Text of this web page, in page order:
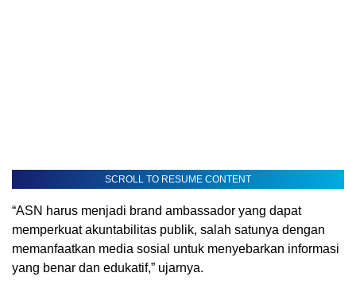
SCROLL TO RESUME CONTENT
“ASN harus menjadi brand ambassador yang dapat
memperkuat akuntabilitas publik, salah satunya dengan
memanfaatkan media sosial untuk menyebarkan informasi
yang benar dan edukatif,” ujarnya.